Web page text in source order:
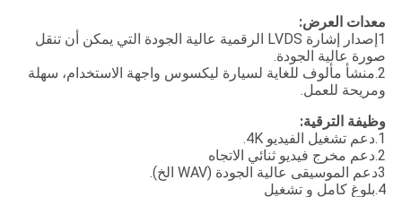
معدات العرض:
1إصدار إشارة LVDS الرقمية عالية الجودة التي يمكن أن تنقل
صورة عالية الجودة.
2.منشأ مألوف للغاية لسيارة ليكسوس واجهة الاستخدام، سهلة
ومريحة للعمل.
وظيفة الترقية:
1.دعم تشغيل الفيديو 4K.
2.دعم مخرج فيديو ثنائي الاتجاه
3دعم الموسيقى عالية الجودة (WAV الخ).
4.بلوغ كامل و تشغيل